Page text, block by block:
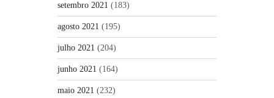
setembro 2021 (183)
agosto 2021 (195)
julho 2021 (204)
junho 2021 (164)
maio 2021 (232)